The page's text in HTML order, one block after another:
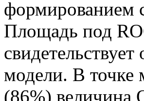
формированием
Площадь под
модели. В
(86%) величина